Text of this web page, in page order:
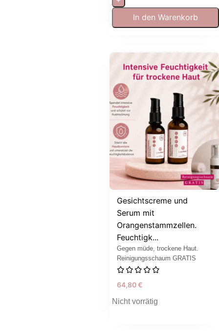
In den Warenkorb
Gesichtscreme und
Serum mit
Orangenstammzellen.
Feuchtigk...
Gegen müde, trockene Haut.
Reinigungsschaum GRATIS
64,80€
Nicht vorrätig